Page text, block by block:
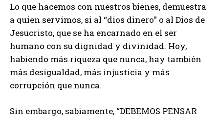
Lo que hacemos con nuestros bienes, demuestra
a quien servimos, si al “dios dinero” o al Dios de
Jesucristo, que se ha encarnado en el ser
humano con su dignidad y divinidad. Hoy,
habiendo más riqueza que nunca, hay también
más desigualdad, más injusticia y más
corrupción que nunca.
Sin embargo, sabiamente, “DEBEMOS PENSAR